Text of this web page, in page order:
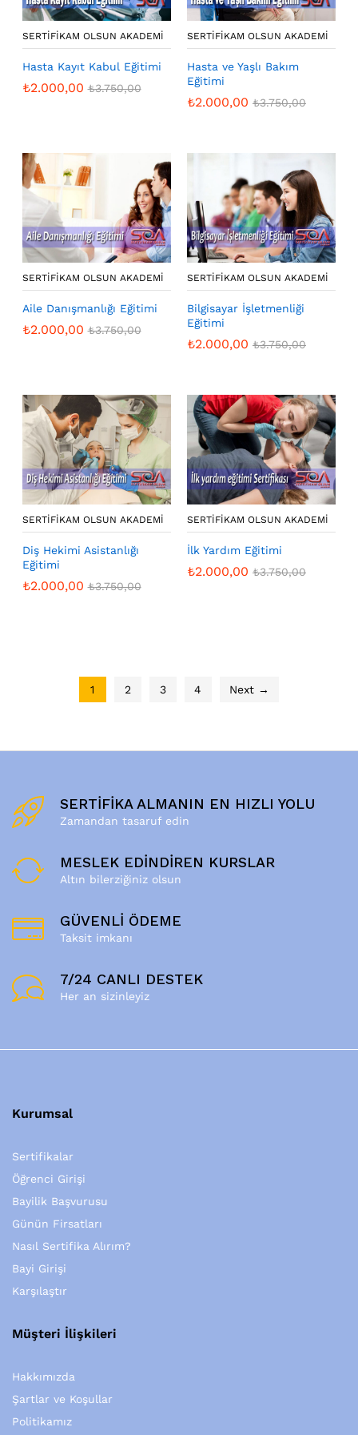
SERTIFIKAM OLSUN AKADEMI
Hasta Kayıt Kabul Eğitimi
₺2.000,00 ₺3.750,00
SERTIFIKAM OLSUN AKADEMI
Hasta ve Yaşlı Bakım
Eğitimi
₺2.000,00 ₺3.750,00
SERTIFIKAM OLSUN AKADEMI
Aile Danışmanlığı Eğitimi
₺2.000,00 ₺3.750,00
SERTIFIKAM OLSUN AKADEMI
Bilgisayar İşletmenliği
Eğitimi
₺2.000,00 ₺3.750,00
SERTIFIKAM OLSUN AKADEMI
Diş Hekimi Asistanlığı
Eğitimi
₺2.000,00 ₺3.750,00
SERTIFIKAM OLSUN AKADEMI
İlk Yardım Eğitimi
₺2.000,00 ₺3.750,00
1 2 3 4 Next →
SERTİFİKA ALMANIN EN HIZLI YOLU
Zamandan tasaruf edin
MESLEK EDİNDİREN KURSLAR
Altın bilerziğiniz olsun
GÜVENLİ ÖDEME
Taksit imkanı
7/24 CANLI DESTEK
Her an sizinleyiz
Kurumsal
Sertifikalar
Öğrenci Girişi
Bayilik Başvurusu
Günün Firsatları
Nasıl Sertifika Alırım?
Bayi Girişi
Karşılaştır
Müşteri İlişkileri
Hakkımızda
Şartlar ve Koşullar
Politikamız